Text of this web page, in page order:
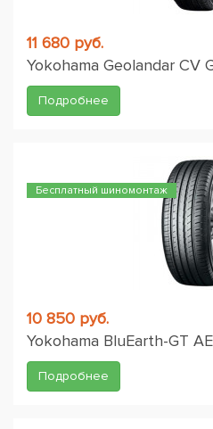
11 680 руб.
Yokohama Geolandar CV
Подробнее
Бесплатный шиномонтаж
10 850 руб.
Yokohama BluEarth-GT
Подробнее